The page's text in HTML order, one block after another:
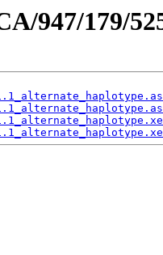
947/179/